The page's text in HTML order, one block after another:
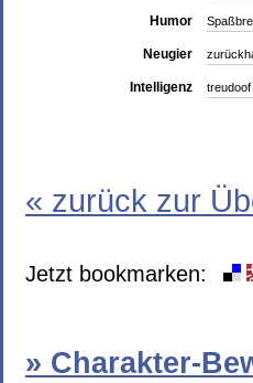
Humor
Neugier
Intelligenz treudoof
« zurück zur
Jetzt bookmarken:
» Charakter-